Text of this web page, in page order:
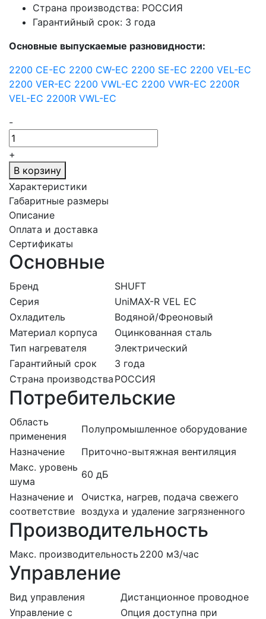
Страна производства: РОССИЯ
Гарантийный срок: 3 года
Основные выпускаемые разновидности:
2200 CE-EC 2200 CW-EC 2200 SE-EC 2200 VEL-EC
2200 VER-EC 2200 VWL-EC 2200 VWR-EC 2200R
VEL-EC 2200R VWL-EC
-
+
В корзину
Характеристики
Габаритные размеры
Описание
Оплата и доставка
Сертификаты
Основные
Бренд
SHUFT
Серия
UniMAX-R VEL EC
Охладитель
Водяной/Фреоновый
Материал корпуса
Оцинкованная сталь
Тип нагревателя
Электрический
Гарантийный срок
3 года
Страна производства РОССИЯ
Потребительские
Область
применения
Полупромышленное оборудование
Назначение
Приточно-вытяжная вентиляция
Макс. уровень
шума
60 дБ
Назначение и
соответствие
Очистка, нагрев, подача свежего
воздуха и удаление загрязненного
Производительность
Макс. производительность 2200 м3/час
Управление
Вид управления
Дистанционное проводное
Управление c
Опция доступна при